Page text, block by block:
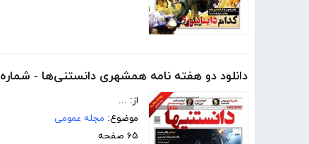
دانلود دو هفته نامه همشهری دانستنی‌ها - شماره 263
از: ...
موضوع: مجله عمومی
۶۵ صفحه